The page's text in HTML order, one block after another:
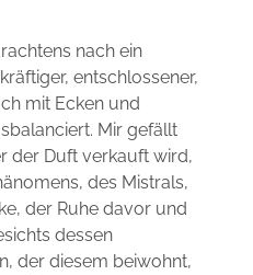
nach ein
entschlossener,
mit Ecken und
Mir gefällt
der Duft verkauft wird,
des Mistrals,
der Ruhe davor und
dessen
der diesem beiwohnt,